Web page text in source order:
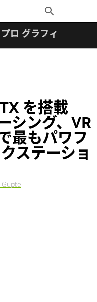
Toggle
Search
プロ グラフィックス
を搭載
シング、VR
最もパワフ
ステーショ